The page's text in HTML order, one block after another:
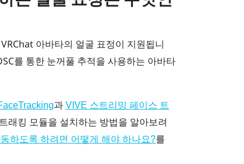
VRChat아바타의 얼굴 표정이 지원됩니
를 통한 눈꺼풀 추적을 사용하는 아바타
과 VIVE 스트리밍 페이스 트
래킹 모듈을 설치하는 방법을 알아보려
하도록 하려면 어떻게 해야 하나요?를